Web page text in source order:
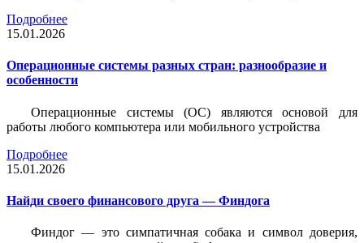
Подробнее
15.01.2026
Операционные системы разных стран: разнообразие и
особенности
Операционные системы (ОС) являются основой для
работы любого компьютера или мобильного устройства
Подробнее
15.01.2026
Найди своего финансового друга — Финдога
Финдог — это симпатичная собака и символ доверия,